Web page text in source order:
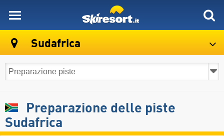
Sudafrica
Preparazione delle piste
Sudafrica